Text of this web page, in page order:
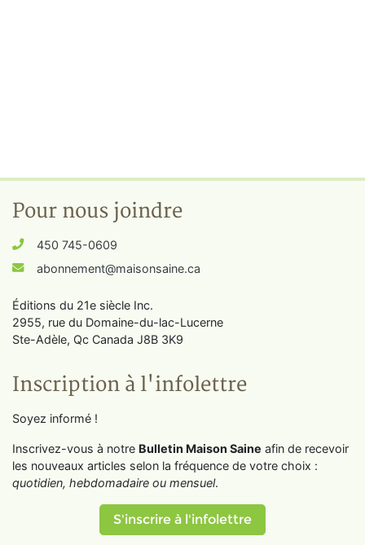
Pour nous joindre
450 745-0609
abonnement@maisonsaine.ca
Éditions du 21e siècle Inc.
2955, rue du Domaine-du-lac-Lucerne
Ste-Adèle, Qc Canada J8B 3K9
Inscription à l'infolettre
Soyez informé !
Inscrivez-vous à notre Bulletin Maison Saine afin de recevoir
les nouveaux articles selon la fréquence de votre choix :
quotidien, hebdomadaire ou mensuel.
S'inscrire à l'infolettre